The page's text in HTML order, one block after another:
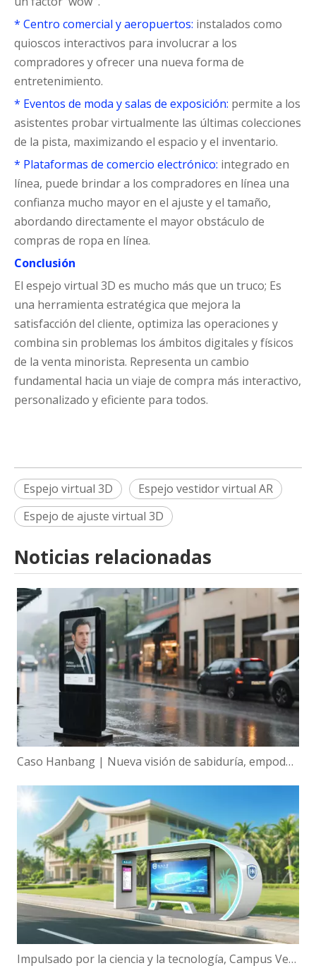
* Centro comercial y aeropuertos: instalados como
quioscos interactivos para involucrar a los
compradores y ofrecer una nueva forma de
entretenimiento.
* Eventos de moda y salas de exposición: permite a los
asistentes probar virtualmente las últimas colecciones
de la pista, maximizando el espacio y el inventario.
* Plataformas de comercio electrónico: integrado en
línea, puede brindar a los compradores en línea una
confianza mucho mayor en el ajuste y el tamaño,
abordando directamente el mayor obstáculo de
compras de ropa en línea.
Conclusión
El espejo virtual 3D es mucho más que un truco; Es
una herramienta estratégica que mejora la
satisfacción del cliente, optimiza las operaciones y
combina sin problemas los ámbitos digitales y físicos
de la venta minorista. Representa un cambio
fundamental hacia un viaje de compra más interactivo,
personalizado y eficiente para todos.
Espejo virtual 3D
Espejo vestidor virtual AR
Espejo de ajuste virtual 3D
Noticias relacionadas
Caso Hanbang | Nueva visión de sabiduría, empoderamiento global de la tecnología de visualización inteligente de Hanbang
Impulsado por la ciencia y la tecnología, Campus Verde | ¡Hanbang Intelligence trabaja con la Universidad de Hainan para construir una nueva ecología de viajes inteligentes!